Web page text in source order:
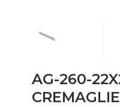
AG-260-